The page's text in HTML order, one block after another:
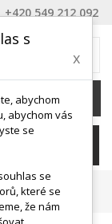
+420 549 212 092
0 Kč
Florbal
s
x
abychom
abychom vás
se
se
které se
že nám